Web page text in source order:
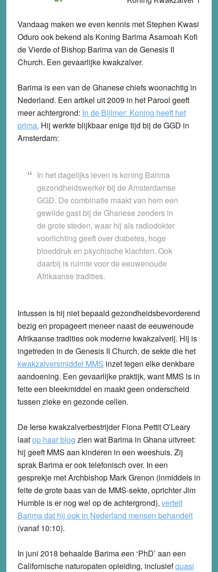
Vandaag maken we even kennis met Stephen Kwasi
Oduro ook bekend als Koning Barima Asamoah Kofi
de Vierde of Bishop Barima van de Genesis II
Church. Een gevaarlijke kwakzalver.
Barima is een van de Ghanese chiefs woonachtig in
Nederland. Een artikel uit 2009 in het Parool geeft
meer achtergrond: In de Bijlmer: Koning heeft het
prima. Hij werkte blijkbaar enige tijd bij de GGD in
Amsterdam:
In het dagelijks leven is koning Barima
gezondheidswerker bij de Amsterdamse
GGD. De combinatie maakt van hem een
gewilde gast bij de Ghanese zenders in
de grote steden, waar hij als radiodokter
voorlichting geeft over diabetes, hoge
bloeddruk en psychische klachten. Ook
daarbij is ruimte voor de eeuwenoude
Afrikaanse tradities.
Intussen is hij niet bepaald gezondheidsbevorderend
bezig en propageert meneer naast de eeuwenoude
Afrikaanse tradities ook moderne kwakzalverij. Hij is
ingetreden in de Genesis II Church, de sekte die het
kwakzalversmiddel MMS inzet tegen elke denkbare
aandoening. Een gevaarlijke praktijk, want MMS is in
feite een bleekmiddel en maakt geen onderscheid
tussen zieke en gezonde cellen.
De Ierse kwakzalverbestrijder Fiona Pettit O’Leary
laatop haar blog zien wat Barima in Ghana uitvreet:
hij geeft MMS aan kinderen in een weeshuis. Zij
sprak Barima er ook telefonisch over. In een
gesprekje metArchbishop Mark Grenon (inmiddels in
feite de grote baas van de MMS-sekte, oprichter Jim
Humble is er nog wel op de achtergrond), vertelt
Barima dat hij ook in Nederland mensen behandelt
(vanaf 10:10).
In juni 2018 behaalde Barima een ‘PhD’ aan een
Californische naturopaten opleiding, inclusiefquasi